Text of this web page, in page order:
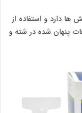
دارد و استفاده از
پنهان شده در شته و